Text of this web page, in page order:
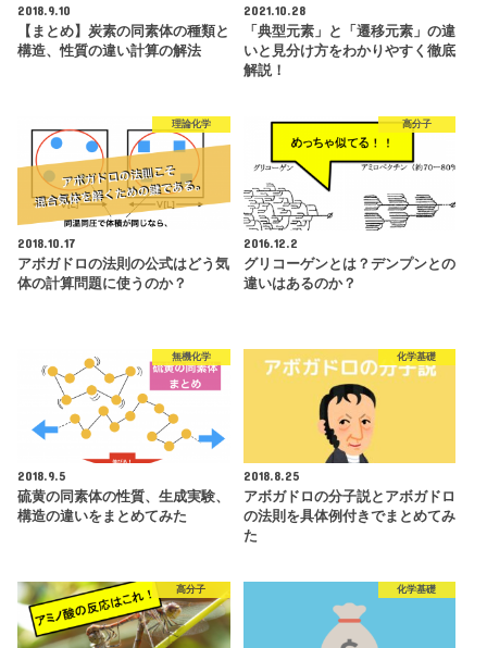
2018.9.10
【まとめ】炭素の同素体の種類と
構造、性質の違い計算の解法
2021.10.28
「典型元素」と「遷移元素」の違
いと見分け方をわかりやすく徹底
解説！
理論化学
2018.10.17
アボガドロの法則の公式はどう気
体の計算問題に使うのか？
高分子
2016.12.2
グリコーゲンとは？デンプンとの
違いはあるのか？
無機化学
2018.9.5
硫黄の同素体の性質、生成実験、
構造の違いをまとめてみた
化学基礎
2018.8.25
アボガドロの分子説とアボガドロ
の法則を具体例付きでまとめてみ
た
高分子 化学基礎